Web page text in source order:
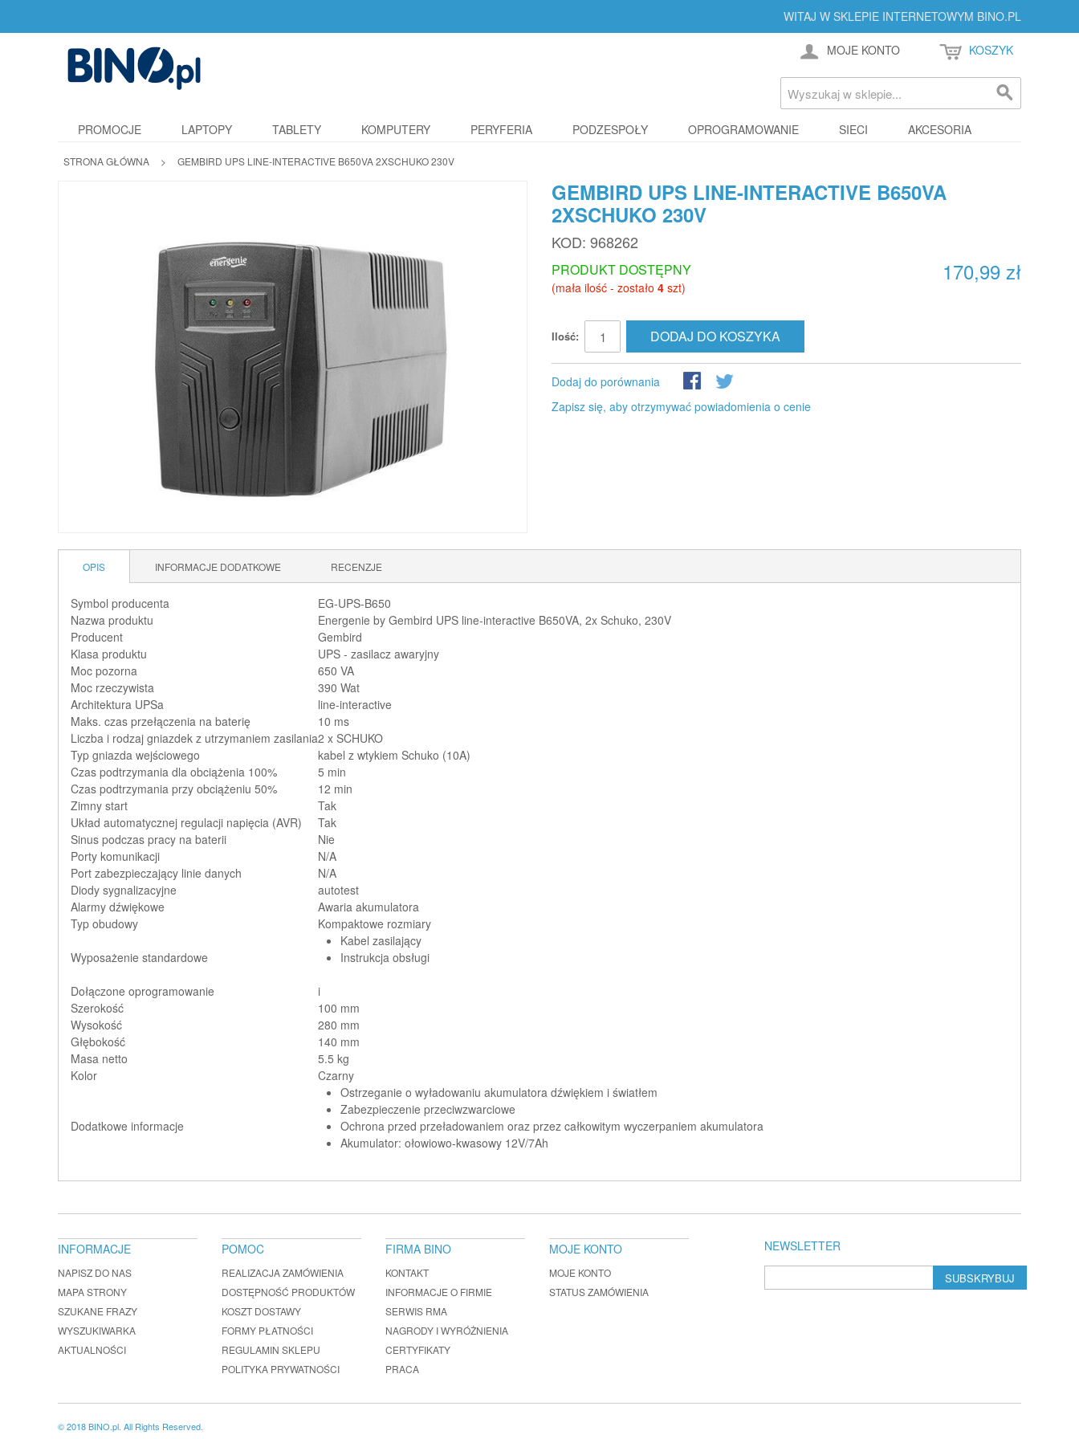
WITAJ W SKLEPIE INTERNETOWYM BINO.PL
MOJE KONTO KOSZYK
PROMOCJE LAPTOPY TABLETY KOMPUTERY PERYFERIA PODZESPOŁY OPROGRAMOWANIE SIECI AKCESORIA
STRONA GŁÓWNA > GEMBIRD UPS LINE-INTERACTIVE B650VA 2XSCHUKO 230V
GEMBIRD UPS LINE-INTERACTIVE B650VA
2XSCHUKO 230V
KOD: 968262
170,99 zł
PRODUKT DOSTĘPNY
(mała ilość - zostało 4 szt)
Ilość: DODAJ DO KOSZYKA
Dodaj do porównania
Zapisz się, aby otrzymywać powiadomienia o cenie
OPIS INFORMACJE DODATKOWE RECENZJE
Symbol producenta
EG-UPS-B650
Nazwa produktu
Energenie by Gembird UPS line-interactive B650VA, 2x Schuko, 230V
Producent
Gembird
Klasa produktu
UPS - zasilacz awaryjny
Moc pozorna
650 VA
Moc rzeczywista
390 Wat
Architektura UPSa
line-interactive
Maks. czas przełączenia na baterię
10 ms
Liczba i rodzaj gniazdek z utrzymaniem zasilania2 x SCHUKO
Typ gniazda wejściowego
kabel z wtykiem Schuko (10A)
Czas podtrzymania dla obciążenia 100%
5 min
Czas podtrzymania przy obciążeniu 50%
12 min
Zimny start
Tak
Układ automatycznej regulacji napięcia (AVR)
Tak
Sinus podczas pracy na baterii
Nie
Porty komunikacji
N/A
Port zabezpieczający linie danych
N/A
Diody sygnalizacyjne
autotest
Alarmy dźwiękowe
Awaria akumulatora
Typ obudowy
Kompaktowe rozmiary
Wyposażenie standardowe
Kabel zasilający
Instrukcja obsługi
Dołączone oprogramowanie
i
Szerokość
100 mm
Wysokość
280 mm
Głębokość
140 mm
Masa netto
5.5 kg
Kolor
Czarny
Dodatkowe informacje
Ostrzeganie o wyładowaniu akumulatora dźwiękiem i światłem
Zabezpieczenie przeciwzwarciowe
Ochrona przed przeładowaniem oraz przez całkowitym wyczerpaniem akumulatora
Akumulator: ołowiowo-kwasowy 12V/7Ah
NEWSLETTER
SUBSKRYBUJ
INFORMACJE
NAPISZ DO NAS
MAPA STRONY
SZUKANE FRAZY
WYSZUKIWARKA
AKTUALNOŚCI
POMOC
REALIZACJA ZAMÓWIENIA
DOSTĘPNOŚĆ PRODUKTÓW
KOSZT DOSTAWY
FORMY PŁATNOŚCI
REGULAMIN SKLEPU
POLITYKA PRYWATNOŚCI
FIRMA BINO
KONTAKT
INFORMACJE O FIRMIE
SERWIS RMA
NAGRODY I WYRÓŻNIENIA
CERTYFIKATY
PRACA
MOJE KONTO
MOJE KONTO
STATUS ZAMÓWIENIA
© 2018 BINO.pl. All Rights Reserved.